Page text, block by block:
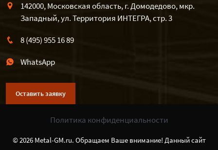
142000, Московская область, г. Домодедово, мкр.
Западный, ул. Территория ИНТЕГРА, стр. 3
8 (495) 955 16 89
WhatsApp
Оставить заявку
Политика конфиденциальности
© 2026 Metal-GM.ru. Обращаем Ваше внимание! Данный сайт